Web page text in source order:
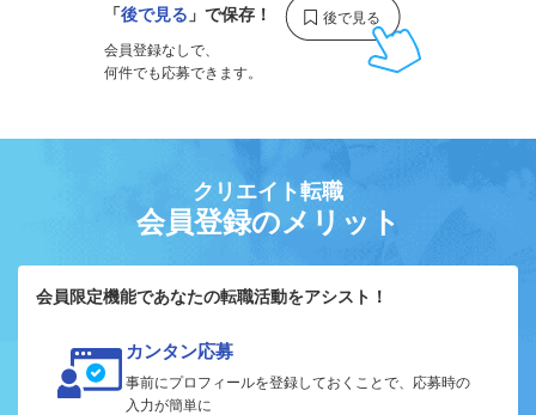
「後で見る 」で保存！
会員登録なしで、
何件でも応募できます。
クリエイト転職
会員登録のメリット
会員限定機能であなたの転職活動をアシスト！
カンタン応募
事前にプロフィールを登録しておくことで、応募時の
入力が簡単に